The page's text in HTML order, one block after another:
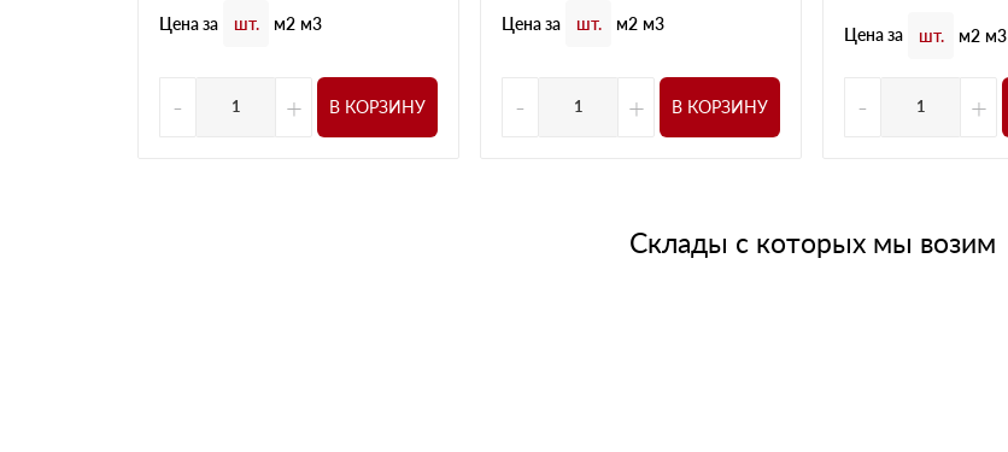
Цена за шт. м2 м3
- + В КОРЗИНУ
Цена за шт. м2 м3
- + В КОРЗИНУ
Цена за шт. м2 м3
- +
Склады с которых мы возим